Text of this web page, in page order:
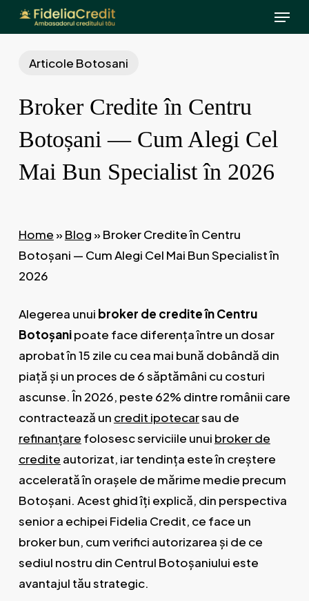
Skip
to
content
Menu
Articole Botosani
Broker Credite în Centru
Botoșani — Cum Alegi Cel
Mai Bun Specialist în 2026
Home» Blog» Broker Credite în Centru
Botoșani — Cum Alegi Cel Mai Bun Specialist în
2026
Alegerea unui broker de credite în Centru
Botoșanipoate face diferența între un dosar
aprobat în 15 zile cu cea mai bună dobândă din
piață și un proces de 6 săptămâni cu costuri
ascunse. În 2026, peste 62% dintre românii care
contractează un credit ipotecarsau de
refinanțare folosesc serviciile unui broker de
credite autorizat, iar tendința este în creștere
accelerată în orașele de mărime medie precum
Botoșani. Acest ghid îți explică, din perspectiva
senior a echipei Fidelia Credit, ce face un
broker bun, cum verifici autorizarea și de ce
sediul nostru din Centrul Botoșaniului este
avantajul tău strategic.